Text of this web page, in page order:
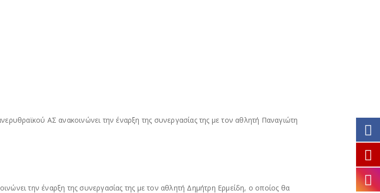
ΑΣ ανακοινώνει την έναρξη της συνεργασίας της με τον αθλητή Παναγιώτη
την έναρξη της συνεργασίας της με τον αθλητή Δημήτρη Ερμείδη, ο οποίος θα